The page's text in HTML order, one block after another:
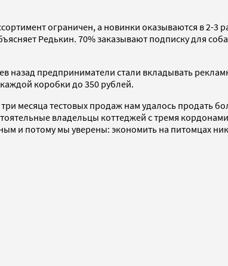
ограничен, а новинки оказываются в 2-3
Редькин. 70% заказывают подписку для
назад предприниматели стали вкладывать
коробки до 350 рублей.
месяца тестовых продаж нам удалось продать
владельцы коттеджей с тремя
потому мы уверены: экономить на питомцах